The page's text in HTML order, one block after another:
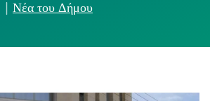
Νέα του Δήμου